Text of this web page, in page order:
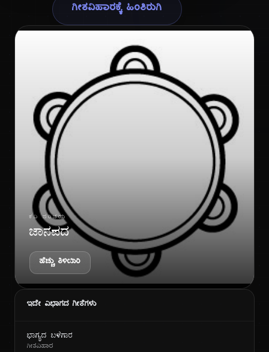
ಗೀ
ಗೀತವಿಹಾರಕ್ಕೆ ಹಿಂತಿರುಗಿ
ಕವಿ ಪರಿಚಯ
ಜಾನಪದ
ಹೆಚ್ಚು ತಿಳಿಯಿರಿ
ಇದೇ ವಿಭಾಗದ ಗೀತೆಗಳು
ಭಾಗ್ಯದ ಬಳೆಗಾರ
ಗೀತವಿಹಾರ